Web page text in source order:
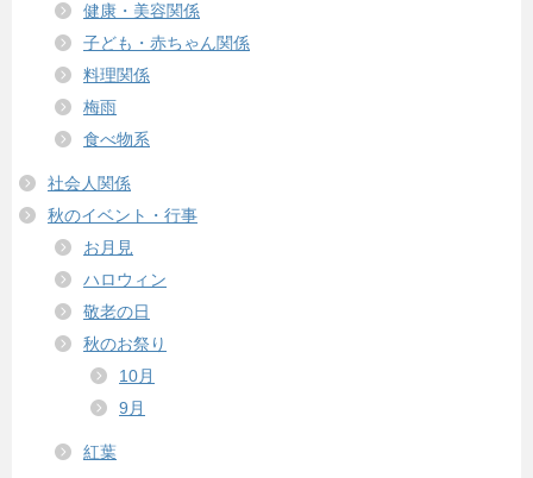
健康・美容関係
子ども・赤ちゃん関係
料理関係
梅雨
食べ物系
社会人関係
秋のイベント・行事
お月見
ハロウィン
敬老の日
秋のお祭り
10月
9月
紅葉